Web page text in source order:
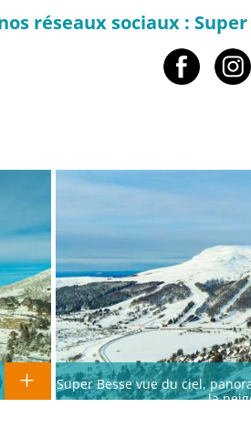
réseaux sociaux :
Super Besse vue du ciel,
la